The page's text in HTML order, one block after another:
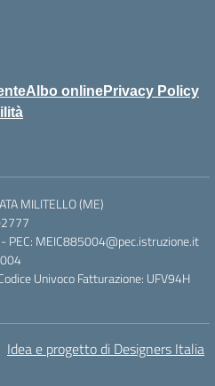
Albo onlinePrivacy Policy
MILITELLO (ME)
MEIC885004@pec.istruzione.it
Univoco Fatturazione: UFV94H
Idea e progetto di Designers Italia